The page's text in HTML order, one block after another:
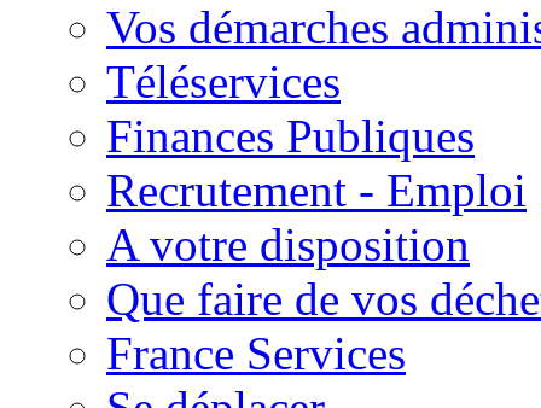
Vos démarches
Téléservices
Finances Publiques
Recrutement - Emploi
A votre disposition
Que faire de vos
France Services